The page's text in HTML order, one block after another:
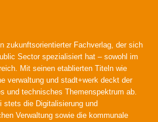
zukunftsorientierter Fachverlag, der sich
Sector spezialisiert hat – sowohl im
Mit seinen etablierten Titeln wie
verwaltung und stadt+werk deckt der
und technisches Themenspektrum ab.
stets die Digitalisierung und
Verwaltung sowie die kommunale